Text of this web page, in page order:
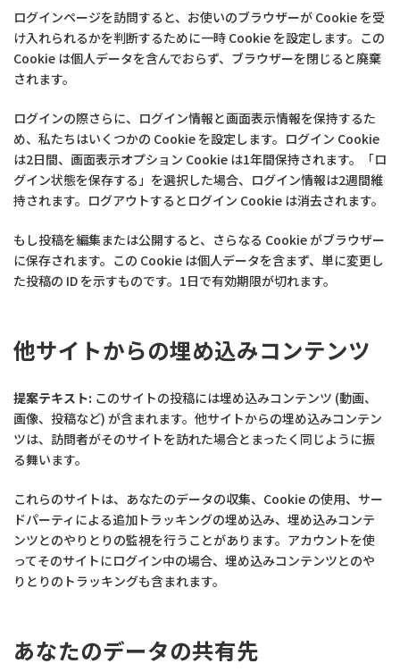
ログインページを訪問すると、お使いのブラウザーが Cookie を受
け入れられるかを判断するために一時 Cookie を設定します。この
Cookie は個人データを含んでおらず、ブラウザーを閉じると廃棄
されます。
ログインの際さらに、ログイン情報と画面表示情報を保持するた
め、私たちはいくつかの Cookie を設定します。ログイン Cookie
は2日間、画面表示オプション Cookie は1年間保持されます。「ロ
グイン状態を保存する」を選択した場合、ログイン情報は2週間維
持されます。ログアウトするとログイン Cookie は消去されます。
もし投稿を編集または公開すると、さらなる Cookie がブラウザー
に保存されます。この Cookie は個人データを含まず、単に変更し
た投稿の ID を示すものです。1日で有効期限が切れます。
他サイトからの埋め込みコンテンツ
提案テキスト: このサイトの投稿には埋め込みコンテンツ (動画、
画像、投稿など) が含まれます。他サイトからの埋め込みコンテン
ツは、訪問者がそのサイトを訪れた場合とまったく同じように振
る舞います。
これらのサイトは、あなたのデータの収集、Cookie の使用、サー
ドパーティによる追加トラッキングの埋め込み、埋め込みコンテ
ンツとのやりとりの監視を行うことがあります。アカウントを使
ってそのサイトにログイン中の場合、埋め込みコンテンツとのや
りとりのトラッキングも含まれます。
あなたのデータの共有先